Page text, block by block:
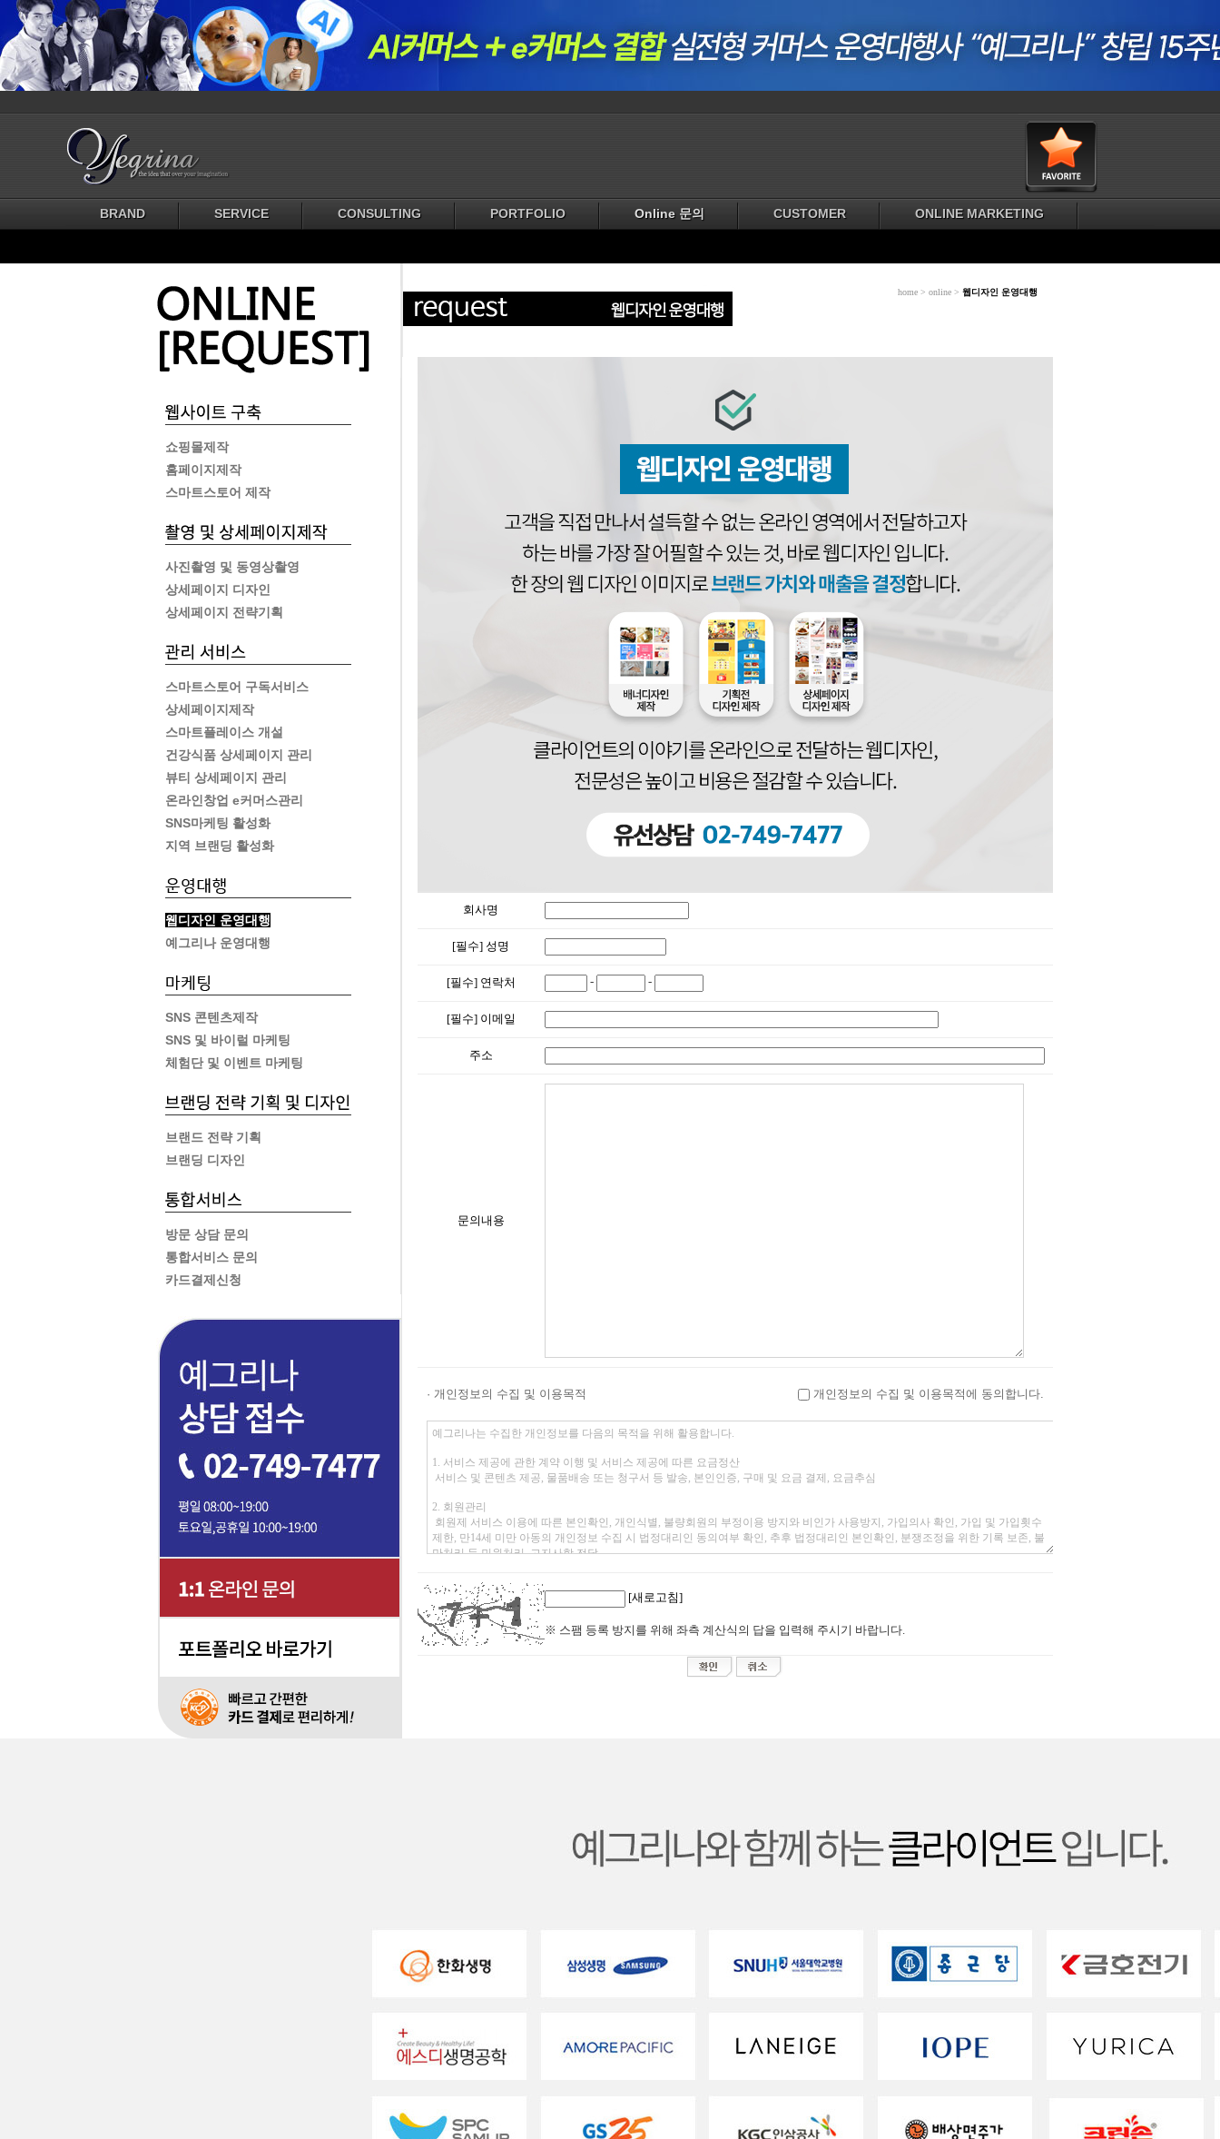
BRAND SERVICE CONSULTING PORTFOLIO Online 문의 CUSTOMER ONLINE MARKETING
쇼핑몰제작
홈페이지제작
스마트스토어 제작
사진촬영 및 동영상촬영
상세페이지 디자인
상세페이지 전략기획
스마트스토어 구독서비스
상세페이지제작
스마트플레이스 개설
건강식품 상세페이지 관리
뷰티 상세페이지 관리
온라인창업 e커머스관리
SNS마케팅 활성화
지역 브랜딩 활성화
웹디자인 운영대행
예그리나 운영대행
SNS 콘텐츠제작
SNS 및 바이럴 마케팅
체험단 및 이벤트 마케팅
브랜드 전략 기획
브랜딩 디자인
방문 상담 문의
통합서비스 문의
카드결제신청
home > online > 웹디자인 운영대행
회사명
[필수] 성명
[필수] 연락처 - -
[필수] 이메일
주소
문의내용
· 개인정보의 수집 및 이용목적 개인정보의 수집 및 이용목적에 동의합니다.
[새로고침]
※ 스팸 등록 방지를 위해 좌측 계산식의 답을 입력해 주시기 바랍니다.